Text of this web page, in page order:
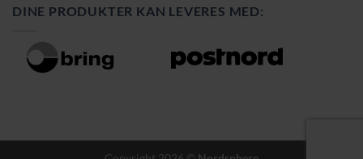
DINE PRODUKTER KAN LEVERES MED: